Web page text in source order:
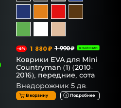
-6% 1 880 ₽ 1 990 ₽ В НАЛИЧИИ
Коврики EVA для Mini
Countryman (1) (2010-
2016), передние, сота
Внедорожник 5 дв.
В корзину Подробнее